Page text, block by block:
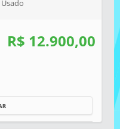
Usado
R$ 12.900,00